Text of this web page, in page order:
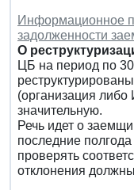
Информационное
задолженности
О
ЦБ на период по
(организация
значительную.
Речь идет о
последние
проверять
отклонения